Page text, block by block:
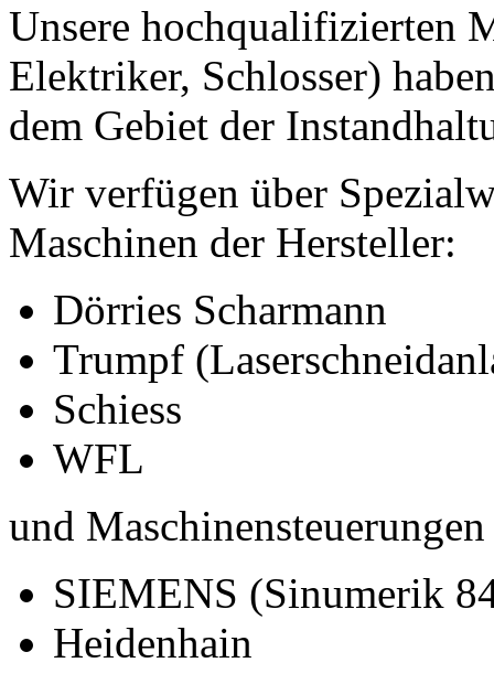
Unsere hochqualifizierten
Elektriker, Schlosser)
dem Gebiet der
Wir verfügen über
Maschinen der Hersteller:
Dörries Scharmann
Trumpf
Schiess
WFL
und
SIEMENS (Sinumerik
Heidenhain